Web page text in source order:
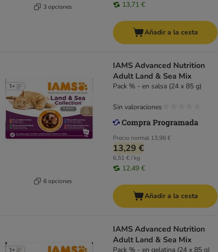
3 opciones 13,71 €
Añadir a la cesta
6 opciones
IAMS Advanced Nutrition
Adult Land & Sea Mix
Pack % - en salsa (24 x 85 g)
Precio normal 13,98 €
13,29 €
6,51 € / kg
12,49 €
Sin valoraciones
Añadir a la cesta
IAMS Advanced Nutrition
Adult Land & Sea Mix
Pack % - en gelatina (24 x 85 g)